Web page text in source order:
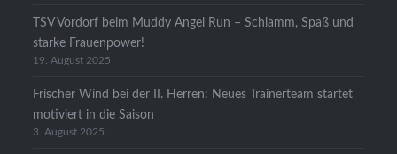
TSV Vordorf beim Muddy Angel Run – Schlamm, Spaß und
starke Frauenpower!
19. August 2025
Frischer Wind bei der II. Herren: Neues Trainerteam startet
motiviert in die Saison
3. August 2025